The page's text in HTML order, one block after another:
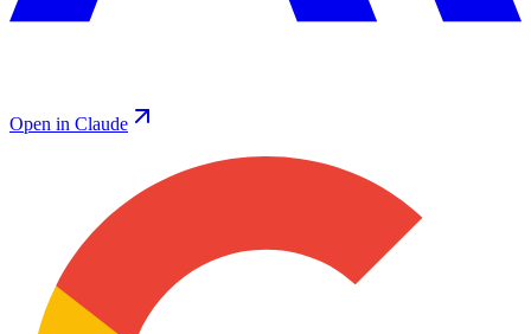
Open in Claude